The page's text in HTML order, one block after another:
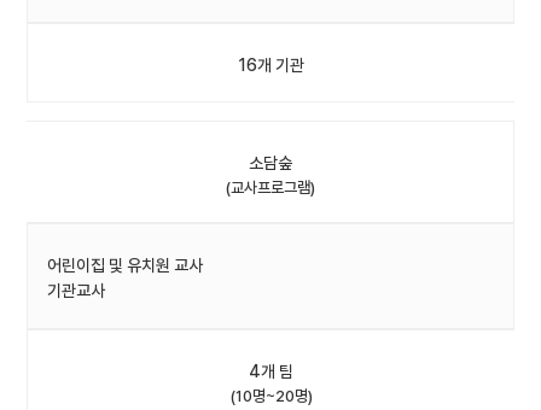
16개 기관
소담숲
(교사프로그램)
어린이집 및 유치원 교사
기관교사
4개 팀
(10명~20명)